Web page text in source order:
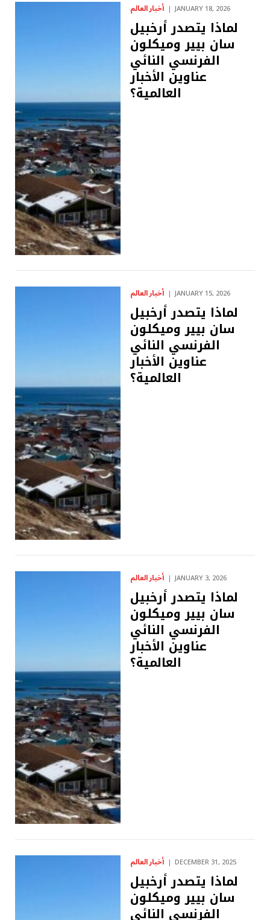
أخبار العالم JANUARY 18, 2026
لماذا يتصدر أرخبيل
سان بيير وميكلون
الفرنسي النائي
عناوين الأخبار
العالمية؟
أخبار العالم JANUARY 15, 2026
لماذا يتصدر أرخبيل
سان بيير وميكلون
الفرنسي النائي
عناوين الأخبار
العالمية؟
أخبار العالم JANUARY 3, 2026
لماذا يتصدر أرخبيل
سان بيير وميكلون
الفرنسي النائي
عناوين الأخبار
العالمية؟
أخبار العالم DECEMBER 31, 2025
لماذا يتصدر أرخبيل
سان بيير وميكلون
الفرنسي النائي